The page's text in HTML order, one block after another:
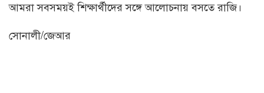
আমরা সবসময়ই শিক্ষার্থীদের সঙ্গে আলোচনায় বসতে রাজি।
সোনালী/জেআর